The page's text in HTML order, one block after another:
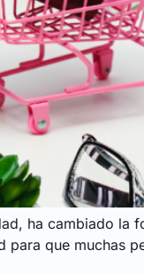
ha cambiado la
para que muchas